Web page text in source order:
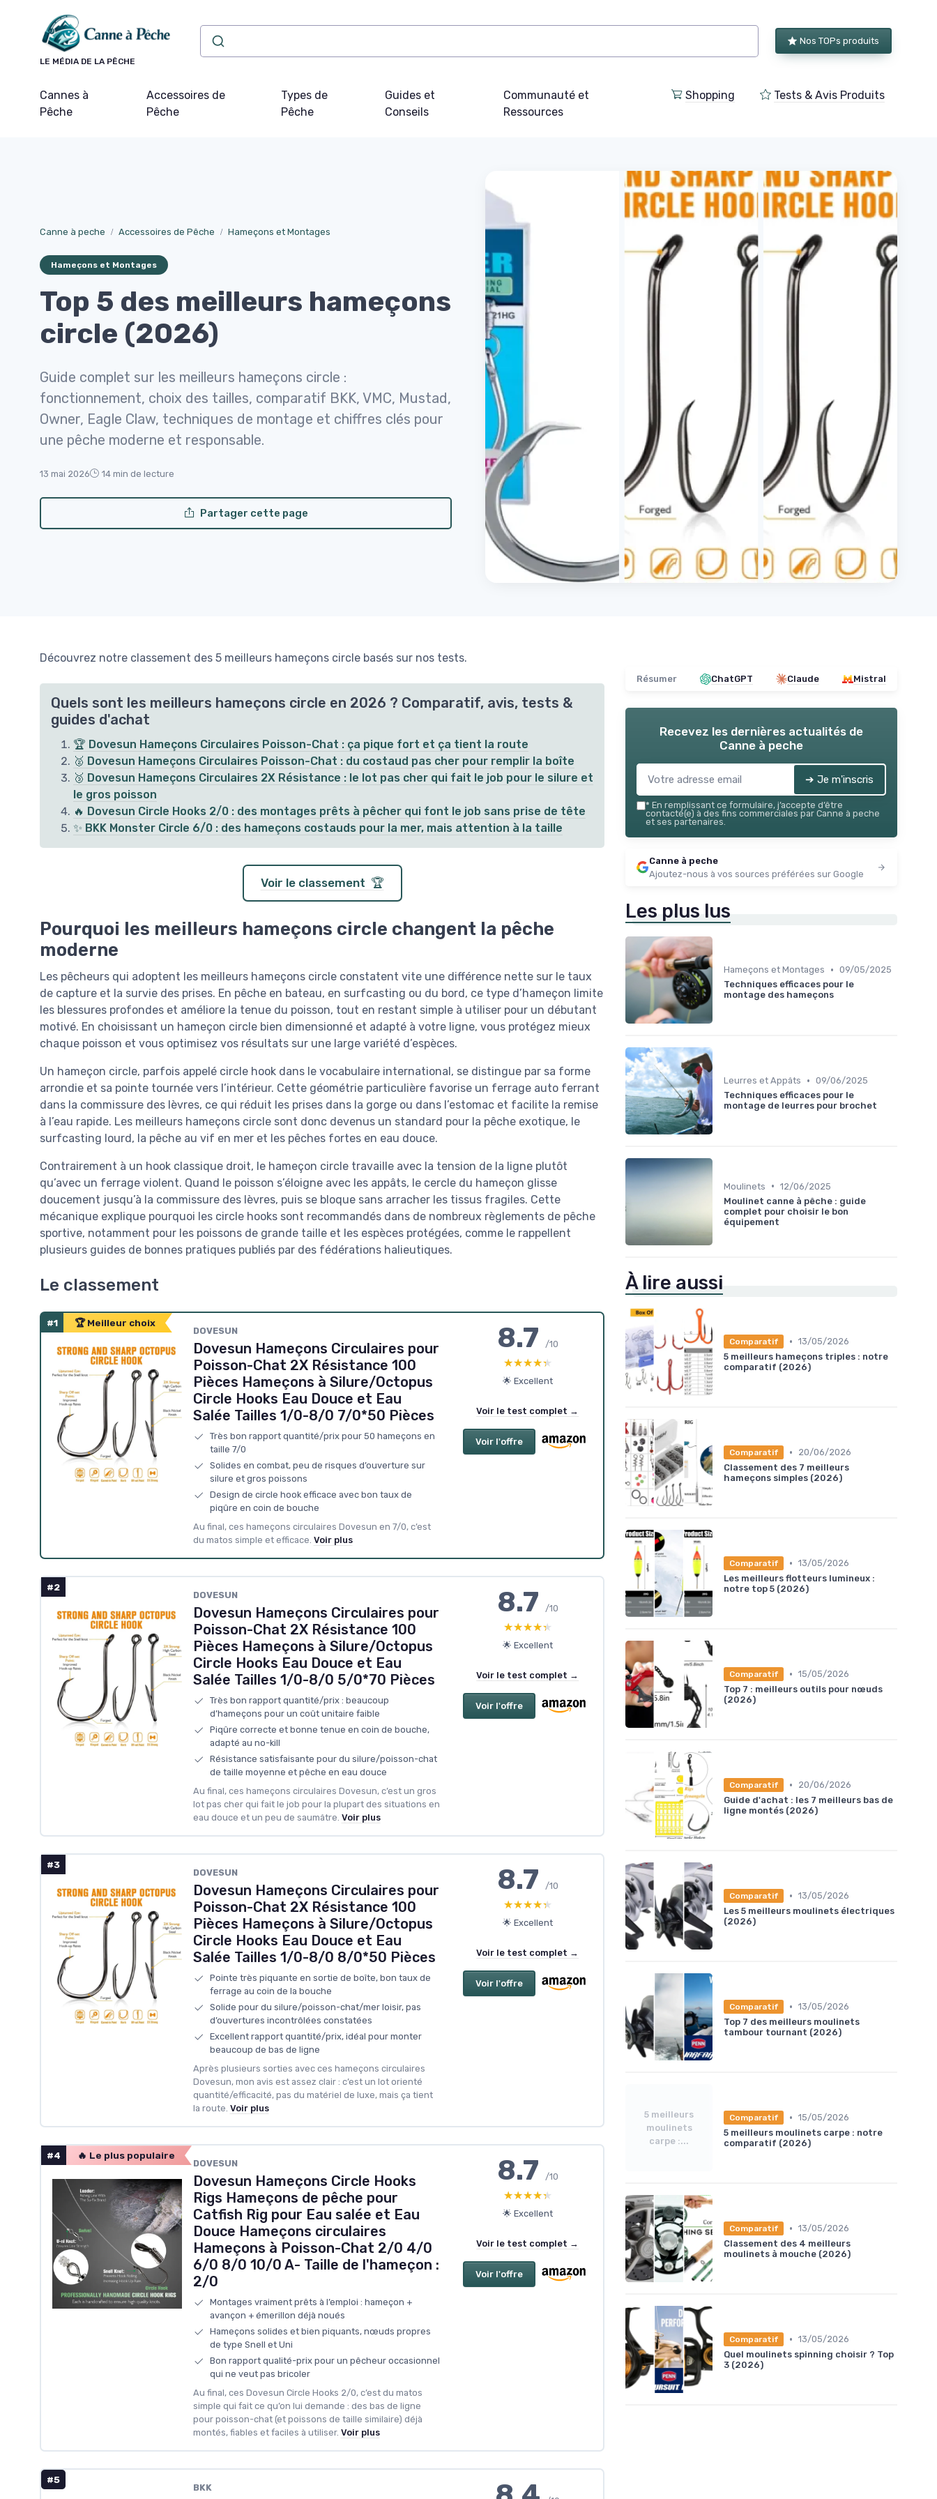
LE MÉDIA DE LA PÊCHE
Nos TOPs produits
Cannes à
Pêche
Accessoires de
Pêche
Types de
Pêche
Guides et
Conseils
Communauté et
Ressources
Shopping Tests & Avis Produits
Canne à peche Accessoires de Pêche Hameçons et Montages
Hameçons et Montages
Top 5 des meilleurs hameçons
circle (2026)
Guide complet sur les meilleurs hameçons circle :
fonctionnement, choix des tailles, comparatif BKK, VMC, Mustad,
Owner, Eagle Claw, techniques de montage et chiffres clés pour
une pêche moderne et responsable.
13 mai 2026 14 min de lecture
Partager cette page
Découvrez notre classement des 5 meilleurs hameçons circle basés sur nos tests.
Quels sont les meilleurs hameçons circle en 2026 ? Comparatif, avis, tests &
guides d'achat
🏆 Dovesun Hameçons Circulaires Poisson-Chat : ça pique fort et ça tient la route
🥈 Dovesun Hameçons Circulaires Poisson-Chat : du costaud pas cher pour remplir la boîte
🥉 Dovesun Hameçons Circulaires 2X Résistance : le lot pas cher qui fait le job pour le silure et
le gros poisson
🔥 Dovesun Circle Hooks 2/0 : des montages prêts à pêcher qui font le job sans prise de tête
✨ BKK Monster Circle 6/0 : des hameçons costauds pour la mer, mais attention à la taille
Voir le classement 🏆
Pourquoi les meilleurs hameçons circle changent la pêche
moderne
Les pêcheurs qui adoptent les meilleurs hameçons circle constatent vite une différence nette sur le taux
de capture et la survie des prises. En pêche en bateau, en surfcasting ou du bord, ce type d’hameçon limite
les blessures profondes et améliore la tenue du poisson, tout en restant simple à utiliser pour un débutant
motivé. En choisissant un hameçon circle bien dimensionné et adapté à votre ligne, vous protégez mieux
chaque poisson et vous optimisez vos résultats sur une large variété d’espèces.
Un hameçon circle, parfois appelé circle hook dans le vocabulaire international, se distingue par sa forme
arrondie et sa pointe tournée vers l’intérieur. Cette géométrie particulière favorise un ferrage auto ferrant
dans la commissure des lèvres, ce qui réduit les prises dans la gorge ou dans l’estomac et facilite la remise
à l’eau rapide. Les meilleurs hameçons circle sont donc devenus un standard pour la pêche exotique, le
surfcasting lourd, la pêche au vif en mer et les pêches fortes en eau douce.
Contrairement à un hook classique droit, le hameçon circle travaille avec la tension de la ligne plutôt
qu’avec un ferrage violent. Quand le poisson s’éloigne avec les appâts, le cercle du hameçon glisse
doucement jusqu’à la commissure des lèvres, puis se bloque sans arracher les tissus fragiles. Cette
mécanique explique pourquoi les circle hooks sont recommandés dans de nombreux règlements de pêche
sportive, notamment pour les poissons de grande taille et les espèces protégées, comme le rappellent
plusieurs guides de bonnes pratiques publiés par des fédérations halieutiques.
Le classement
#1 🏆 Meilleur choix
DOVESUN
Dovesun Hameçons Circulaires pour
Poisson-Chat 2X Résistance 100
Pièces Hameçons à Silure/Octopus
Circle Hooks Eau Douce et Eau
Salée Tailles 1/0-8/0 7/0*50 Pièces
Très bon rapport quantité/prix pour 50 hameçons en
taille 7/0
Solides en combat, peu de risques d’ouverture sur
silure et gros poissons
Design de circle hook efficace avec bon taux de
piqûre en coin de bouche
Au final, ces hameçons circulaires Dovesun en 7/0, c’est
du matos simple et efficace. Voir plus
8.7 /10
★★★★★
★★★★★
🌟 Excellent
Voir le test complet →
Voir l'offre
#2
DOVESUN
Dovesun Hameçons Circulaires pour
Poisson-Chat 2X Résistance 100
Pièces Hameçons à Silure/Octopus
Circle Hooks Eau Douce et Eau
Salée Tailles 1/0-8/0 5/0*70 Pièces
Très bon rapport quantité/prix : beaucoup
d’hameçons pour un coût unitaire faible
Piqûre correcte et bonne tenue en coin de bouche,
adapté au no-kill
Résistance satisfaisante pour du silure/poisson-chat
de taille moyenne et pêche en eau douce
Au final, ces hameçons circulaires Dovesun, c’est un gros
lot pas cher qui fait le job pour la plupart des situations en
eau douce et un peu de saumâtre. Voir plus
8.7 /10
★★★★★
★★★★★
🌟 Excellent
Voir le test complet →
Voir l'offre
#3
DOVESUN
Dovesun Hameçons Circulaires pour
Poisson-Chat 2X Résistance 100
Pièces Hameçons à Silure/Octopus
Circle Hooks Eau Douce et Eau
Salée Tailles 1/0-8/0 8/0*50 Pièces
Pointe très piquante en sortie de boîte, bon taux de
ferrage au coin de la bouche
Solide pour du silure/poisson-chat/mer loisir, pas
d’ouvertures incontrôlées constatées
Excellent rapport quantité/prix, idéal pour monter
beaucoup de bas de ligne
Après plusieurs sorties avec ces hameçons circulaires
Dovesun, mon avis est assez clair : c’est un lot orienté
quantité/efficacité, pas du matériel de luxe, mais ça tient
la route. Voir plus
8.7 /10
★★★★★
★★★★★
🌟 Excellent
Voir le test complet →
Voir l'offre
#4 🔥 Le plus populaire
DOVESUN
Dovesun Hameçons Circle Hooks
Rigs Hameçons de pêche pour
Catfish Rig pour Eau salée et Eau
Douce Hameçons circulaires
Hameçons à Poisson-Chat 2/0 4/0
6/0 8/0 10/0 A- Taille de l'hameçon :
2/0
Montages vraiment prêts à l’emploi : hameçon +
avançon + émerillon déjà noués
Hameçons solides et bien piquants, nœuds propres
de type Snell et Uni
Bon rapport qualité-prix pour un pêcheur occasionnel
qui ne veut pas bricoler
Au final, ces Dovesun Circle Hooks 2/0, c’est du matos
simple qui fait ce qu’on lui demande : des bas de ligne
pour poisson-chat (et poissons de taille similaire) déjà
montés, fiables et faciles à utiliser. Voir plus
8.7 /10
★★★★★
★★★★★
🌟 Excellent
Voir le test complet →
Voir l'offre
#5
BKK
Résumer ChatGPT Claude Mistral
Recevez les dernières actualités de
Canne à peche
➔ Je m'inscris
* En remplissant ce formulaire, j’accepte d’être
contacté(e) à des fins commerciales par Canne à peche
et ses partenaires.
Canne à peche
Ajoutez-nous à vos sources préférées sur Google
Les plus lus
Hameçons et Montages • 09/05/2025
Techniques efficaces pour le
montage des hameçons
Leurres et Appâts • 09/06/2025
Techniques efficaces pour le
montage de leurres pour brochet
Moulinets • 12/06/2025
Moulinet canne à pêche : guide
complet pour choisir le bon
équipement
À lire aussi
Comparatif • 13/05/2026
5 meilleurs hameçons triples : notre
comparatif (2026)
Comparatif •
20/06/2026
Classement des 7 meilleurs
hameçons simples (2026)
Comparatif • 13/05/2026
Les meilleurs flotteurs lumineux :
notre top 5 (2026)
Comparatif • 15/05/2026
Top 7 : meilleurs outils pour nœuds
(2026)
Comparatif •
20/06/2026
Guide d'achat : les 7 meilleurs bas de
ligne montés (2026)
Comparatif • 13/05/2026
Les 5 meilleurs moulinets électriques
(2026)
Comparatif • 13/05/2026
Top 7 des meilleurs moulinets
tambour tournant (2026)
5 meilleurs
moulinets
carpe :...
Comparatif • 15/05/2026
5 meilleurs moulinets carpe : notre
comparatif (2026)
Comparatif • 13/05/2026
Classement des 4 meilleurs
moulinets à mouche (2026)
Comparatif • 13/05/2026
Quel moulinets spinning choisir ? Top
3 (2026)